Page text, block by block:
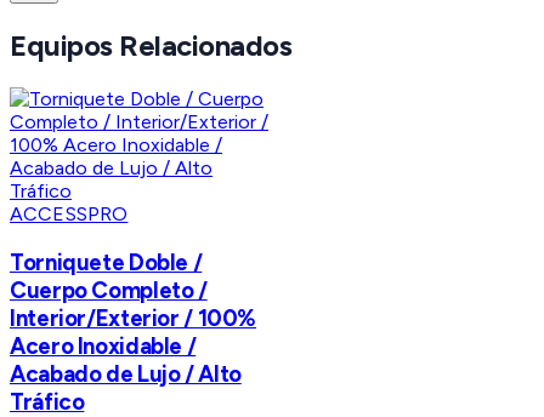
Equipos Relacionados
ACCESSPRO
Torniquete Doble /
Cuerpo Completo /
Interior/Exterior / 100%
Acero Inoxidable /
Acabado de Lujo / Alto
Tráfico